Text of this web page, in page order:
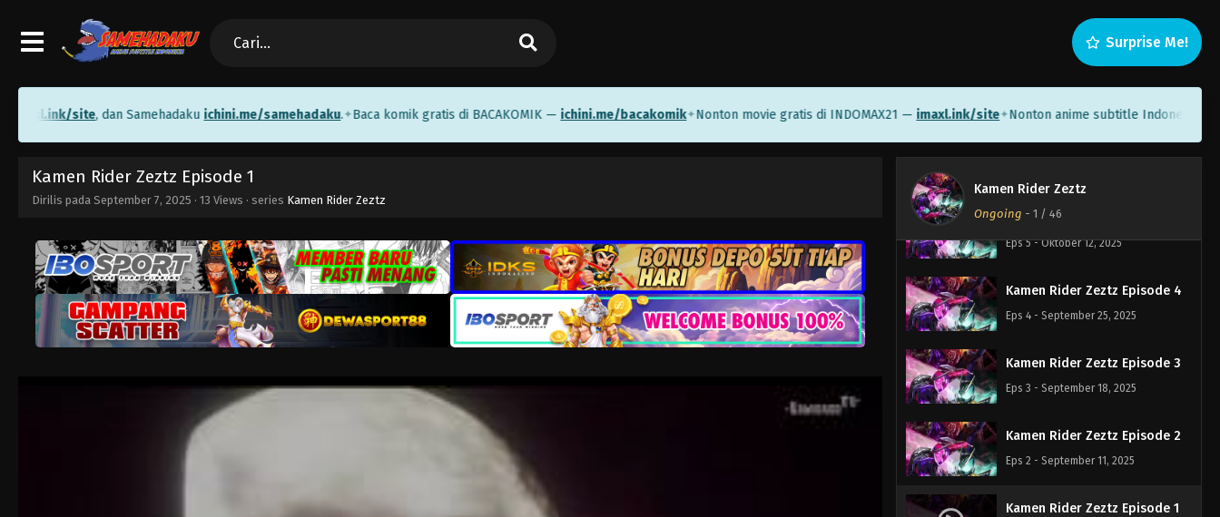
Surprise Me!
site, dan Samehadakuichini.me/samehadaku.✦Baca komik gratis di BACAKOMIK —ichini.me/bacakomik✦Nonton movie gratis di INDOMAX21 —imaxl.ink/site✦Nonton anime subtitle Indonesia di
Kamen Rider Zeztz Episode 1
Dirilis pada September 7, 2025 · 13 Views · series Kamen Rider Zeztz
Kamen Rider Zeztz
Ongoing - 1 / 46
Eps 8 - Oktober 26, 2025
Kamen Rider Zeztz Episode 6
Kamen Rider Zeztz Episode 5
Eps 5 - Oktober 12, 2025
Kamen Rider Zeztz Episode 4
Eps 4 - September 25, 2025
Kamen Rider Zeztz Episode 3
Eps 3 - September 18, 2025
Kamen Rider Zeztz Episode 2
Eps 2 - September 11, 2025
Kamen Rider Zeztz Episode 1